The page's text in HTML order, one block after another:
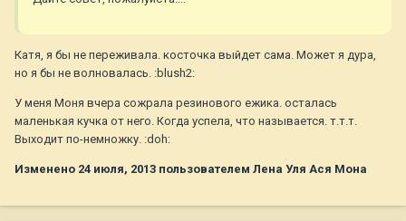
Катя, я бы не переживала. косточка выйдет сама. Может я дура,
но я бы не волновалась. :blush2:
У меня Моня вчера сожрала резинового ежика. осталась
маленькая кучка от него. Когда успела, что называется. т.т.т.
Выходит по-немножку. :doh:
Изменено 24 июля, 2013 пользователем Лена Уля Ася Мона